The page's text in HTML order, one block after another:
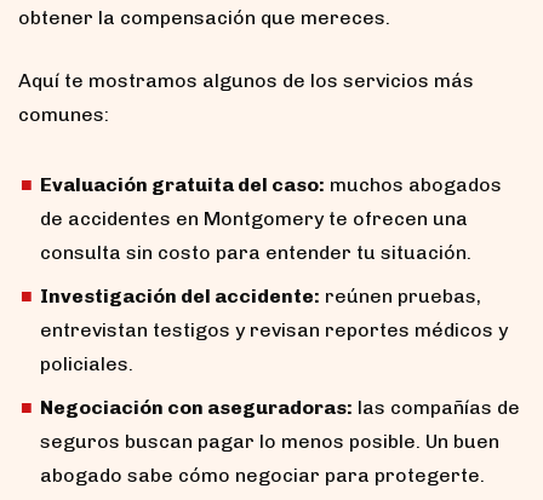
obtener la compensación que mereces.
Aquí te mostramos algunos de los servicios más
comunes:
Evaluación gratuita del caso: muchos abogados
de accidentes en Montgomery te ofrecen una
consulta sin costo para entender tu situación.
Investigación del accidente: reúnen pruebas,
entrevistan testigos y revisan reportes médicos y
policiales.
Negociación con aseguradoras: las compañías de
seguros buscan pagar lo menos posible. Un buen
abogado sabe cómo negociar para protegerte.